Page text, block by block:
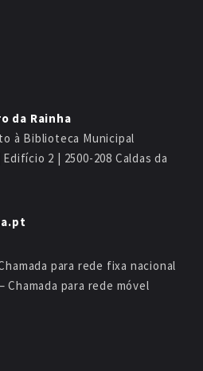
da Rainha
à Biblioteca Municipal
2 | 2500-208 Caldas da
para rede fixa nacional
– Chamada para rede móvel